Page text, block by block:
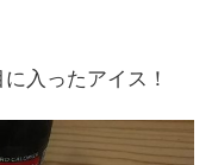
入ったアイス！